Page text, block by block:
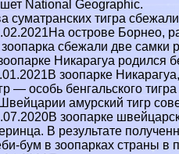
National Geographic.
суматрaнcких тигра
острове Борнео,
зоопарка сбежали две самки
Никарагуа родился
зоопарке
— особь бенгальского
амурский тигр
зоопарке
В результате
бум в зоопарках страны в